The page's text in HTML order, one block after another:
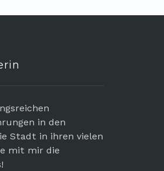
in den
Stadt in ihren vielen
mit mir die